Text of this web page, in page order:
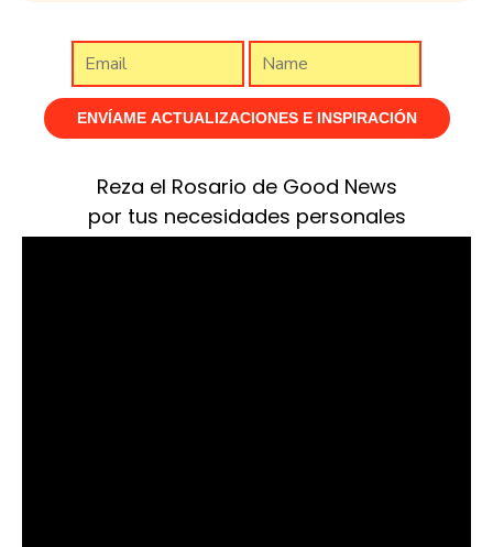
Reza el Rosario de Good News
por tus necesidades personales